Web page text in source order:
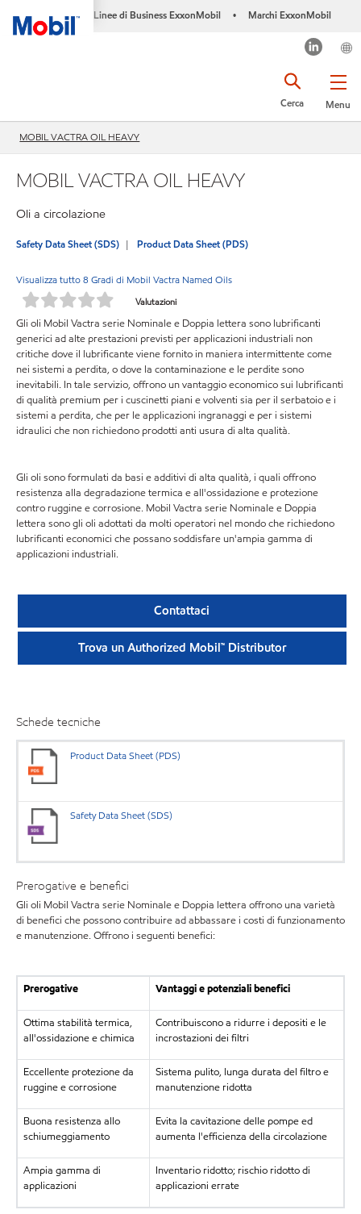
Linee di Business ExxonMobil • Marchi ExxonMobil
Menu
Cerca
MOBIL VACTRA OIL HEAVY
MOBIL VACTRA OIL HEAVY
Oli a circolazione
Safety Data Sheet (SDS) Product Data Sheet (PDS)
Visualizza tutto 8 Gradi di Mobil Vactra Named Oils
Valutazioni
Gli oli Mobil Vactra serie Nominale e Doppia lettera sono lubrificanti
generici ad alte prestazioni previsti per applicazioni industriali non
critiche dove il lubrificante viene fornito in maniera intermittente come
nei sistemi a perdita, o dove la contaminazione e le perdite sono
inevitabili. In tale servizio, offrono un vantaggio economico sui lubrificanti
di qualità premium per i cuscinetti piani e volventi sia per il serbatoio e i
sistemi a perdita, che per le applicazioni ingranaggi e per i sistemi
idraulici che non richiedono prodotti anti usura di alta qualità.
Gli oli sono formulati da basi e additivi di alta qualità, i quali offrono
resistenza alla degradazione termica e all'ossidazione e protezione
contro ruggine e corrosione. Mobil Vactra serie Nominale e Doppia
lettera sono gli oli adottati da molti operatori nel mondo che richiedono
lubrificanti economici che possano soddisfare un'ampia gamma di
applicazioni industriali.
Contattaci
Trova un Authorized Mobil™ Distributor
Schede tecniche
Product Data Sheet (PDS)
Safety Data Sheet (SDS)
Prerogative e benefici
Gli oli Mobil Vactra serie Nominale e Doppia lettera offrono una varietà
di benefici che possono contribuire ad abbassare i costi di funzionamento
e manutenzione. Offrono i seguenti benefici:
Prerogative Vantaggi e potenziali benefici
Ottima stabilità termica,
all'ossidazione e chimica
Contribuiscono a ridurre i depositi e le
incrostazioni dei filtri
Eccellente protezione da
ruggine e corrosione
Sistema pulito, lunga durata del filtro e
manutenzione ridotta
Buona resistenza allo
schiumeggiamento
Evita la cavitazione delle pompe ed
aumenta l'efficienza della circolazione
Ampia gamma di
applicazioni
Inventario ridotto; rischio ridotto di
applicazioni errate